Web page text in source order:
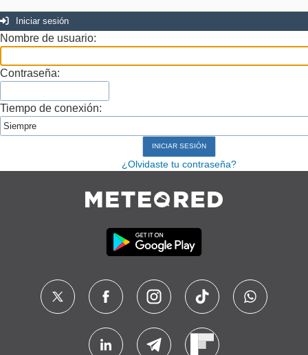
Iniciar sesión
Nombre de usuario:
Contraseña:
Tiempo de conexión:
¿Olvidaste tu contraseña?